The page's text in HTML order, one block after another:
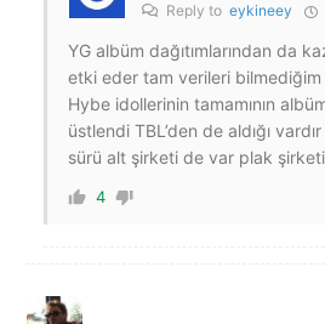
Reply to eykineey
YG albüm dağıtımlarından da
etki eder tam verileri
Hybe idollerinin tamamının albüm
üstlendi TBL’den de aldığı
sürü alt şirketi de var plak
4